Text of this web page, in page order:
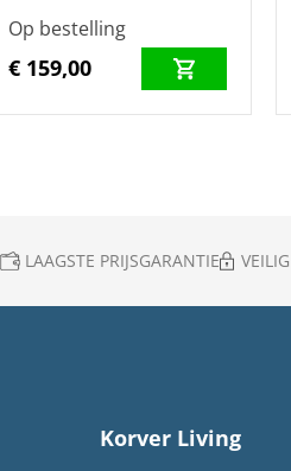
Op bestelling
€ 159,00
LAAGSTE PRIJSGARANTIE
Korver Living